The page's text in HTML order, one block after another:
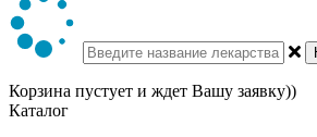
Корзина пустует и ждет Вашу заявку))
Каталог